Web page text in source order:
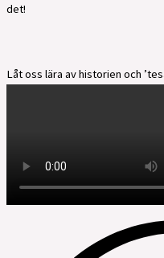
det!
Låt oss lära av historien och